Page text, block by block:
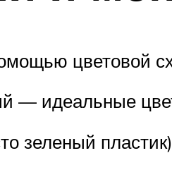
цветовой
— идеальные
зеленый